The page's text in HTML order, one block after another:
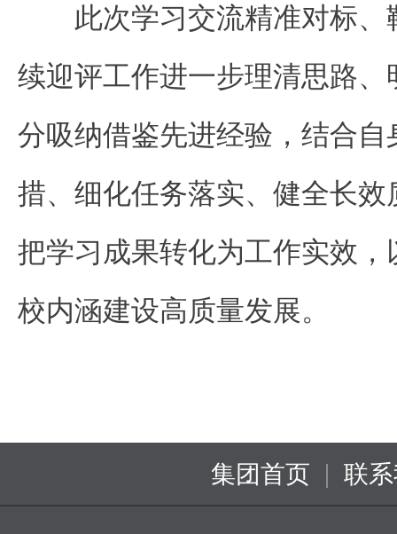
此次学习交流精准对标
续迎评工作进一步理清思路
分吸纳借鉴先进经验，结合
措、细化任务落实、健全长
把学习成果转化为工作实效
校内涵建设高质量发展。
集团首页 | 联